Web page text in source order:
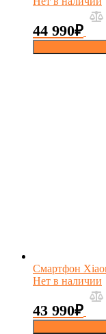
44 990₽
Смартфон
Нет в наличии
43 990₽